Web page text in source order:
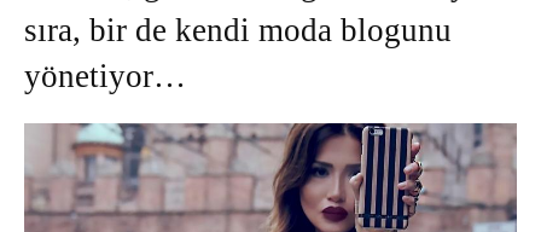
sıra, bir de kendi moda blogunu
yönetiyor…